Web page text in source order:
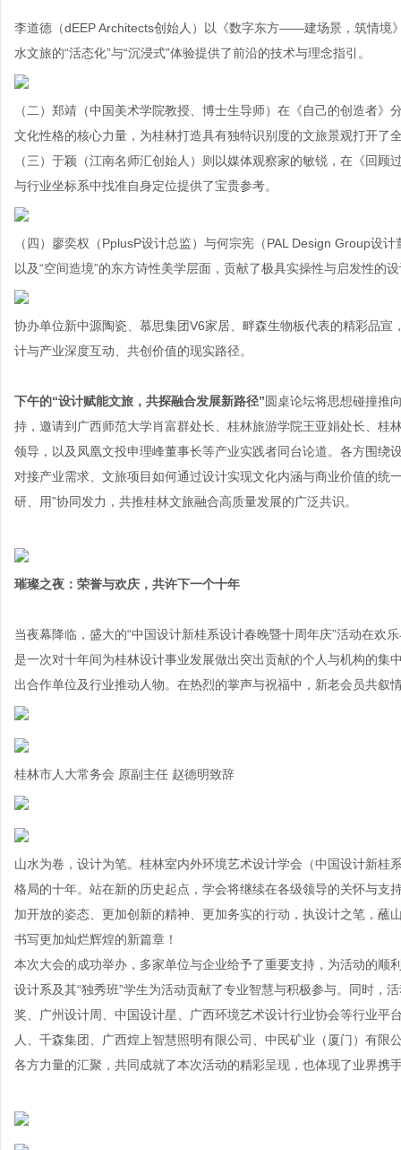
李道德（dEEP Architects创始人）以《数字东方——建场景，筑情境
水文旅的“活态化”与“沉浸式”体验提供了前沿的技术与理念指引。
（二）郑靖（中国美术学院教授、博士生导师）在《自己的创造者
文化性格的核心力量，为桂林打造具有独特识别度的文旅景观打开了
（三）于颖（江南名师汇创始人）则以媒体观察家的敏锐，在《回
与行业坐标系中找准自身定位提供了宝贵参考。
（四）廖奕权（PplusP设计总监）与何宗宪（PAL Design Group设
以及“空间造境”的东方诗性美学层面，贡献了极具实操性与启发性的
协办单位新中源陶瓷、慕思集团V6家居、畔森生物板代表的精彩品
计与产业深度互动、共创价值的现实路径。
下午的“设计赋能文旅，共探融合发展新路径”圆桌论坛将思想碰撞推
持，邀请到广西师范大学肖富群处长、桂林旅游学院王亚娟处长、桂
领导，以及凤凰文投申理峰董事长等产业实践者同台论道。各方围绕
对接产业需求、文旅项目如何通过设计实现文化内涵与商业价值的统
研、用”协同发力，共推桂林文旅融合高质量发展的广泛共识。
璀璨之夜：荣誉与欢庆，共许下一个十年
当夜幕降临，盛大的“中国设计新桂系设计春晚暨十周年庆”活动在欢
是一次对十年间为桂林设计事业发展做出突出贡献的个人与机构的集
出合作单位及行业推动人物。在热烈的掌声与祝福中，新老会员共
桂林市人大常务会 原副主任 赵德明致辞
山水为卷，设计为笔。桂林室内外环境艺术设计学会（中国设计新
格局的十年。站在新的历史起点，学会将继续在各级领导的关怀与支
加开放的姿态、更加创新的精神、更加务实的行动，执设计之笔，
书写更加灿烂辉煌的新篇章！
本次大会的成功举办，多家单位与企业给予了重要支持，为活动的顺
设计系及其“独秀班”学生为活动贡献了专业智慧与积极参与。同时，
奖、广州设计周、中国设计星、广西环境艺术设计行业协会等行业平
人、千森集团、广西煌上智慧照明有限公司、中民矿业（厦门）有限
各方力量的汇聚，共同成就了本次活动的精彩呈现，也体现了业界携